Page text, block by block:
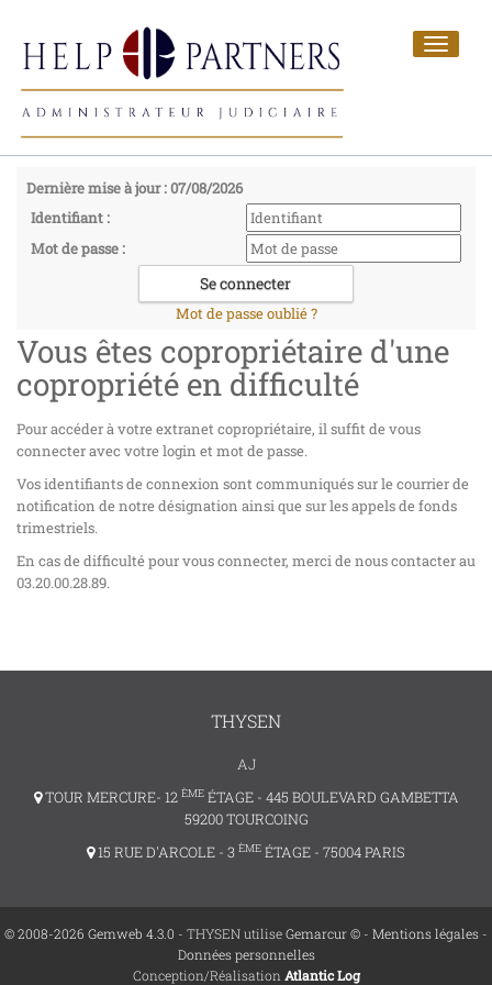
Toggle
Dernière mise à jour : 07/08/2026
Identifiant :
Mot de passe :
Mot de passe oublié ?
Vous êtes copropriétaire d'une
copropriété en difficulté
Pour accéder à votre extranet copropriétaire, il suffit de vous
connecter avec votre login et mot de passe.
Vos identifiants de connexion sont communiqués sur le courrier de
notification de notre désignation ainsi que sur les appels de fonds
trimestriels.
En cas de difficulté pour vous connecter, merci de nous contacter au
03.20.00.28.89.
THYSEN
AJ
TOUR MERCURE- 12 ÈMEÉTAGE - 445 BOULEVARD GAMBETTA
59200 TOURCOING
15 RUE D'ARCOLE - 3 ÈME ÉTAGE - 75004 PARIS
© 2008-2026 Gemweb 4.3.0 - THYSEN utiliseGemarcur © - Mentions légales -
Données personnelles
Conception/Réalisation Atlantic Log